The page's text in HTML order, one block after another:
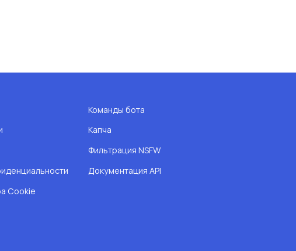
Cookie
Команды бота
Капча
Фильтрация NSFW
Документация API